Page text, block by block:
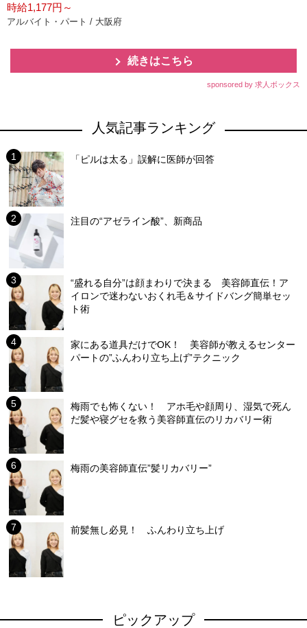
時給1,177円～
アルバイト・パート / 大阪府
続きはこちら
sponsored by 求人ボックス
人気記事ランキング
「ピルは太る」誤解に医師が回答
注目の“アゼライン酸”、新商品
“盛れる自分”は顔まわりで決まる 美容師直伝！ア
イロンで迷わないおくれ毛＆サイドバング簡単セッ
ト術
家にある道具だけでOK！ 美容師が教えるセンター
パートの”ふんわり立ち上げ”テクニック
梅雨でも怖くない！ アホ毛や顔周り、湿気で死ん
だ髪や寝グセを救う美容師直伝のリカバリー術
梅雨の美容師直伝”髪リカバリー”
前髪無し必見！ ふんわり立ち上げ
ピックアップ